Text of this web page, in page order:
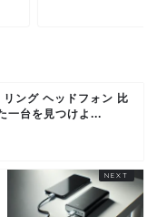
リング ヘッドフォン 比
一台を見つけよ...